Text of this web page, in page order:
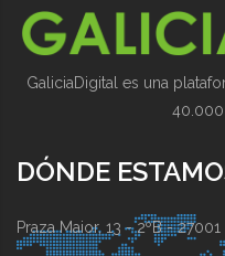
GaliciaDigital es una
40.000
DÓNDE
Praza Maior, 13 - 2ºB -